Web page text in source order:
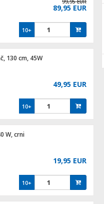
99,95 EUR
89,95 EUR
10+
130 cm, 45W
49,95 EUR
10+
W, crni
19,95 EUR
10+
sa regulatorom, 1 kg/h, 4200
ZLN1275
-7%
129,95
119,95